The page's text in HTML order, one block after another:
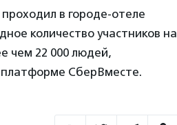
в городе-отеле
количество участников на
чем 22 000 людей,
платформе СберВместе.